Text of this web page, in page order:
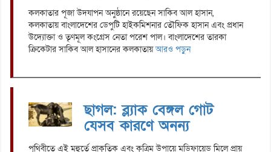
কলকাতার পূজা উদযাপন অনুষ্ঠানে রয়েছেন সাকিব আল হাসান,
কলকাতায় বাংলাদেশের ডেপুটি হাইকমিশনার তৌফিক হাসান এবং প্রধান
উদ্যোক্তা ও তৃণমূল কংগ্রেস নেতা পরেশ পাল। বাংলাদেশের তারকা
ক্রিকেটার সাকিব আল হাসানের কলকাতায়আরও পড়ুন
ছাগল: ব্ল্যাক বেঙ্গল গোট
যেসব কারণে অনন্য
পৃথিবীতে এই মূহুর্তে প্রাকৃতিক এবং কৃত্রিম উপায়ে মডিফায়েড মিলে প্রায়